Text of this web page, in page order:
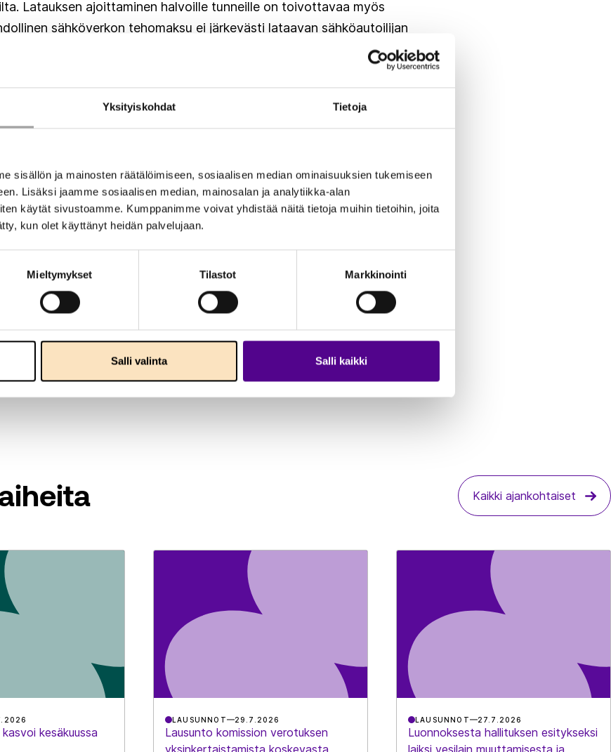
Yksityiskohdat Tietoja
sisällön ja mainosten räätälöimiseen, sosiaalisen median ominaisuuksien tukemiseen
Lisäksi jaamme sosiaalisen median, mainosalan ja analytiikka-alan
käytät sivustoamme. Kumppanimme voivat yhdistää näitä tietoja muihin tietoihin, joita
kun olet käyttänyt heidän palvelujaan.
Mieltymykset Tilastot Markkinointi
Salli valinta Salli kaikki
Latauksen ajoittaminen halvoille tunneille on toivottavaa myös
sähköverkon tehomaksu ei järkevästi lataavan sähköautoilijan
myös tuoreessa LUT-yliopiston toteuttamassa tutkimuksessa. Viime
osoittaa, että käytännössä kaikki sähköautoilijat voivat ladata
ilman, että sähkön kulutuksen huipputeho kasvaa. Olennaista
myös sähköliittymässä käytettävä sähköteho, jonka hallinta on osa
päästöt
Kaikki ajankohtaiset
kesäkuussa
LAUSUNNOT 29.7.2026
Lausunto komission verotuksen
LAUSUNNOT 27.7.2026
Luonnoksesta hallituksen esitykseksi